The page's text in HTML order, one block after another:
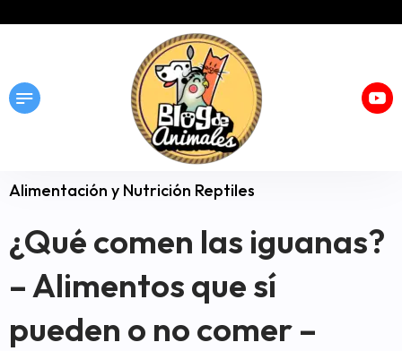
Alimentación y Nutrición Reptiles
¿Qué comen las iguanas?
– Alimentos que sí
pueden o no comer –